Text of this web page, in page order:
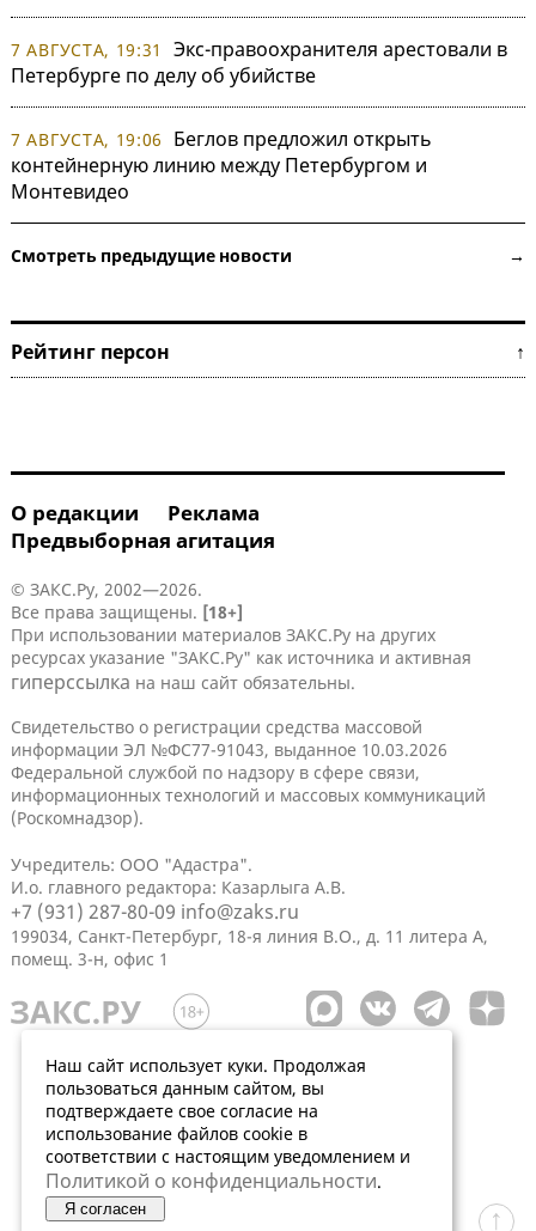
7 АВГУСТА, 19:31
Экс-правоохранителя арестовали в
Петербурге по делу об убийстве
7 АВГУСТА, 19:06
Беглов предложил открыть
контейнерную линию между Петербургом и
Монтевидео
Смотреть предыдущие новости →
Рейтинг персон ↑
О редакции
Реклама
Предвыборная агитация
© ЗАКС.Ру, 2002—2026.
Все права защищены. [18+]
При использовании материалов ЗАКС.Ру на других
ресурсах указание "ЗАКС.Ру" как источника и активная
гиперссылка на наш сайт обязательны.
Свидетельство о регистрации средства массовой
информации ЭЛ №ФС77-91043, выданное 10.03.2026
Федеральной службой по надзору в сфере связи,
информационных технологий и массовых коммуникаций
(Роскомнадзор).
Учредитель: ООО "Адастра".
И.о. главного редактора: Казарлыга А.В.
+7 (931) 287-80-09 info@zaks.ru
199034, Санкт-Петербург, 18-я линия В.О., д. 11 литера А,
помещ. 3-н, офис 1
Наш сайт использует куки. Продолжая
пользоваться данным сайтом, вы
подтверждаете свое согласие на
использование файлов cookie в
соответствии с настоящим уведомлением и
Политикой о конфиденциальности.
Я согласен